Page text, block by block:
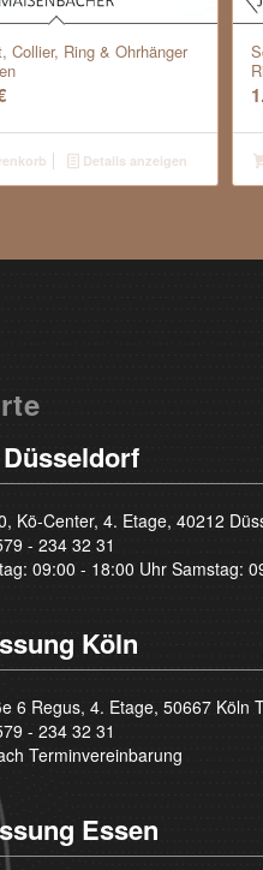
Collier, Ring & Ohrhänger
Details anzeigen
Kö-Center, 4. Etage, 40212
- 234 32 31
09:00 - 18:00 Uhr Samstag:
Köln
6 Regus, 4. Etage, 50667 Köln
- 234 32 31
Terminvereinbarung
Essen